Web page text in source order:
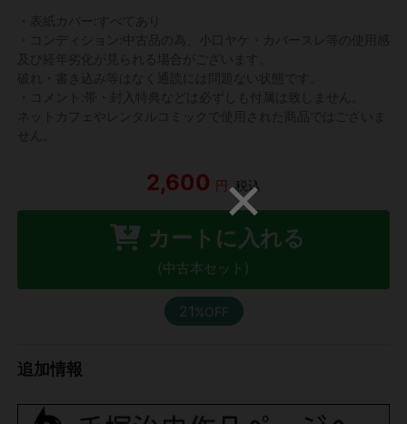
2,600 円 税込
カートに入れる
(中古本セット)
21%OFF
追加情報